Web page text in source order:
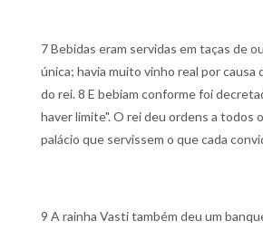
7 Bebidas eram servidas em taças de
única; havia muito vinho real por causa
do rei.8 E bebiam conforme foi
haver limite". O rei deu ordens a todos
palácio que servissem o que cada
9 A rainha Vasti também deu um